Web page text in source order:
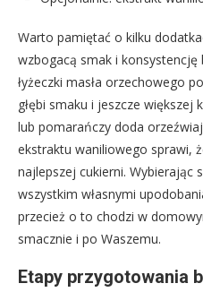
Warto pamiętać o kilku
wzbogacą smak i konsystencję
łyżeczki masła orzechowego
głębi smaku i jeszcze większej
lub pomarańczy doda
ekstraktu waniliowego sprawi,
najlepszej cukierni. Wybierając
wszystkim własnymi
przecież o to chodzi w
smacznie i po Waszemu.
Etapy przygotowania